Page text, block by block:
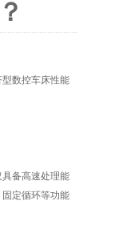
数控车床性能
备高速处理能
定循环等功能